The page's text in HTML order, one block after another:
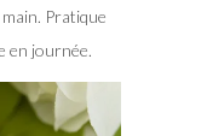
Pratique
en journée.